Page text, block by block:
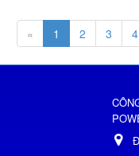
« 1 2 3 4